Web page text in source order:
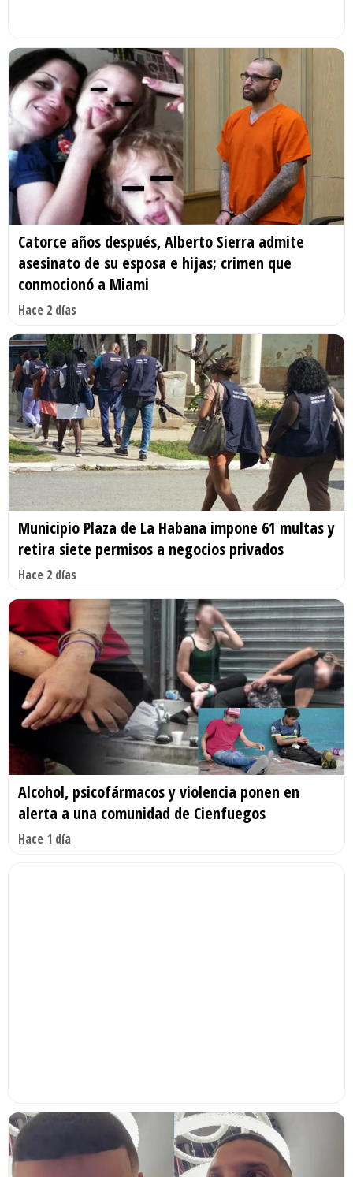
Catorce años después, Alberto Sierra admite
asesinato de su esposa e hijas; crimen que
conmocionó a Miami
Hace 2 días
Municipio Plaza de La Habana impone 61 multas y
retira siete permisos a negocios privados
Hace 2 días
Alcohol, psicofármacos y violencia ponen en
alerta a una comunidad de Cienfuegos
Hace 1 día